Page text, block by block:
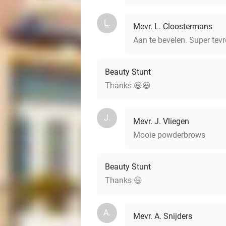
L.
Mevr. L. Cloostermans
Aan te bevelen. Super
Beauty Stunt
Thanks 😃😃
J.
Mevr. J. Vliegen
Mooie powderbrows
Beauty Stunt
Thanks 😃
A.
Mevr. A. Snijders